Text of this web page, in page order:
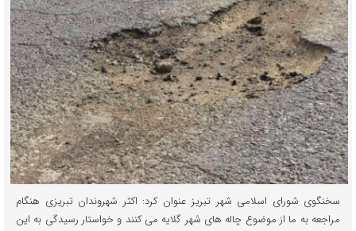
سخنگوی شورای اسلامی شهر تبریز عنوان کرد: اکثر شهروندان تبریزی هنگام
مراجعه به ما از موضوع چاله های شهر گلایه می کنند و خواستار رسیدگی به این